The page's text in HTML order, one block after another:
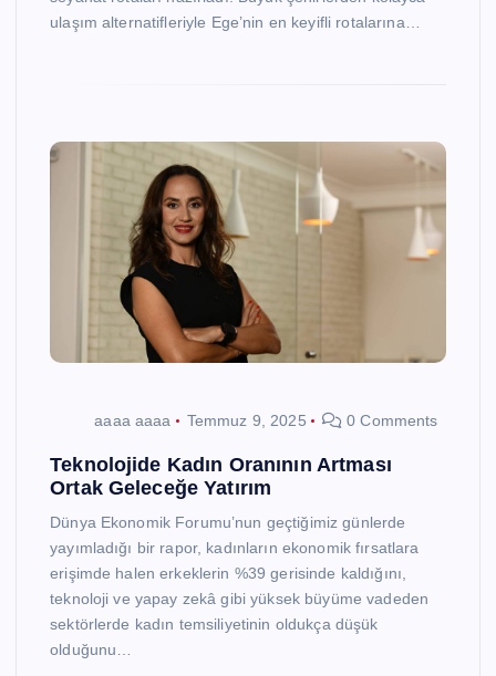
ulaşım alternatifleriyle Ege’nin en keyifli rotalarına…
aaaa aaaa Temmuz 9, 2025 0 Comments
Teknolojide Kadın Oranının Artması
Ortak Geleceğe Yatırım
Dünya Ekonomik Forumu’nun geçtiğimiz günlerde
yayımladığı bir rapor, kadınların ekonomik fırsatlara
erişimde halen erkeklerin %39 gerisinde kaldığını,
teknoloji ve yapay zekâ gibi yüksek büyüme vadeden
sektörlerde kadın temsiliyetinin oldukça düşük
olduğunu…